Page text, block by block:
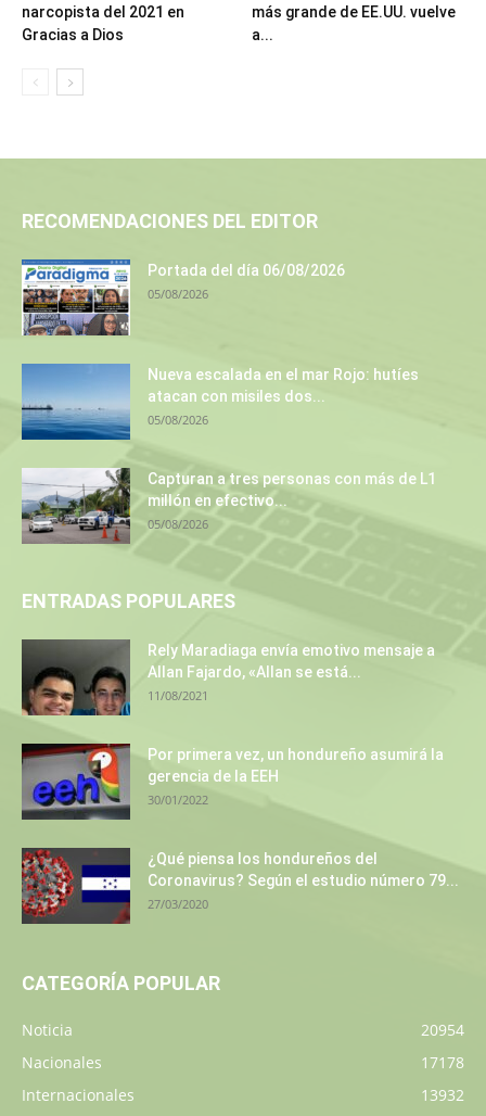
narcopista del 2021 en
Gracias a Dios
más grande de EE.UU. vuelve
a...
RECOMENDACIONES DEL EDITOR
Portada del día 06/08/2026
05/08/2026
Nueva escalada en el mar Rojo: hutíes
atacan con misiles dos...
05/08/2026
Capturan a tres personas con más de L1
millón en efectivo...
05/08/2026
ENTRADAS POPULARES
Rely Maradiaga envía emotivo mensaje a
Allan Fajardo, «Allan se está...
11/08/2021
Por primera vez, un hondureño asumirá la
gerencia de la EEH
30/01/2022
¿Qué piensa los hondureños del
Coronavirus? Según el estudio número 79...
27/03/2020
CATEGORÍA POPULAR
Noticia
20954
Nacionales
17178
Internacionales
13932